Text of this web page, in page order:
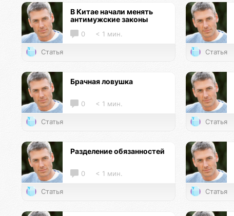
В Китае начали менять
антимужские законы
0 < 1 мин.
Статья Статья
Брачная ловушка
0 < 1 мин.
Статья Статья
Разделение обязанностей
0 < 1 мин.
Статья Статья